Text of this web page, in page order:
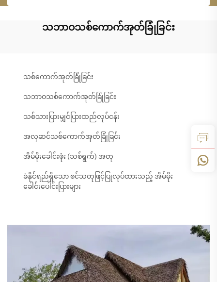
သဘာဝသစ်ကောက်အုတ်ခြုံခြင်း
သစ်ကောက်အုတ်ခြုံခြင်း
သဘာဝသစ်ကောက်အုတ်ခြုံခြင်း
သစ်သားပြားမျှင်ပြားထည်လုပ်ငန်း
အလှဆင်သစ်ကောက်အုတ်ခြုံခြင်း
အိမ်မိုးခေါင်းဖုံး (သစ်ရွက်) အတု
ခံနိုင်ရည်ရှိသော စင်သတုဖြင့်ပြုလုပ်ထားသည့် အိမ်မိုး
ခေါင်းပေါင်းပြားများ